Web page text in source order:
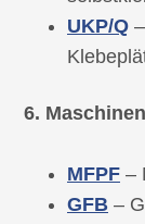
UKP/Q
6.
MFPF –
GFB –